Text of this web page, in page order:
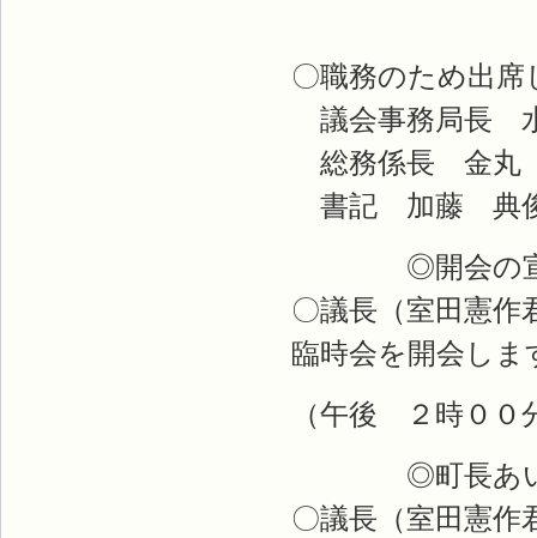
〇職務のため出席
議会事
総務
書記
◎開会の
〇議長（室田憲
臨時会を開会しま
（午後 ２時００
◎町長あい
〇議長（室田憲